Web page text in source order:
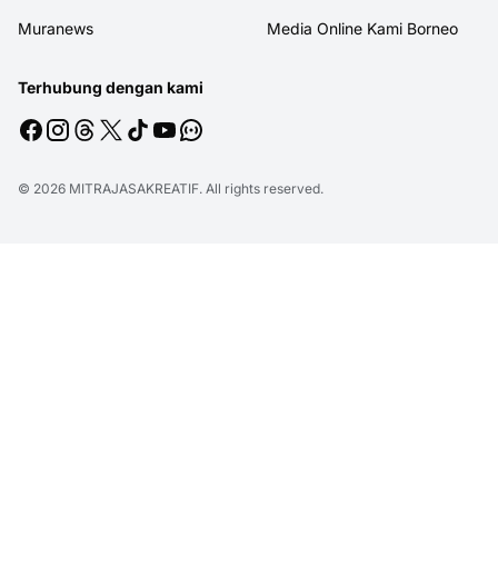
Muranews Media Online Kami Borneo
Terhubung dengan kami
© 2026 MITRAJASAKREATIF. All rights reserved.